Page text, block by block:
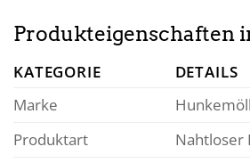
Produkteigenschaften
KATEGORIE
DETAILS
Marke
Produktart
Nahtloser